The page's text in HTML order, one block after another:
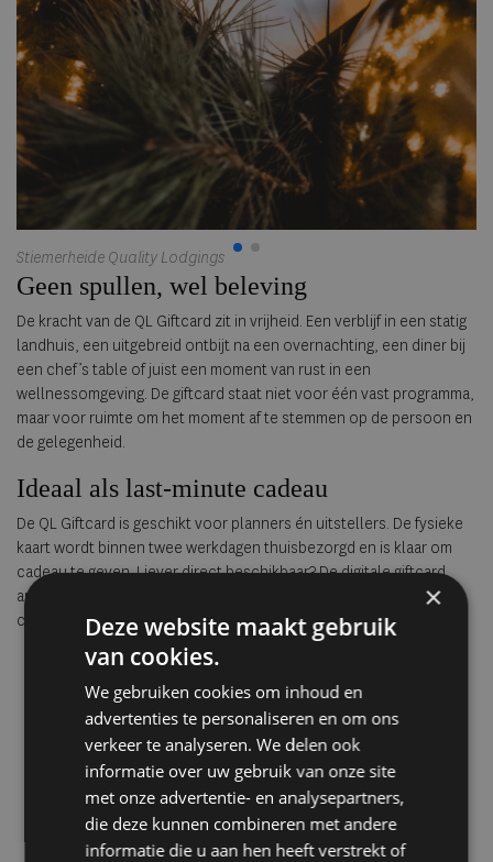
Stiemerheide Quality Lodgings
Geen spullen, wel beleving
De kracht van de QL Giftcard zit in vrijheid. Een verblijf in een statig
landhuis, een uitgebreid ontbijt na een overnachting, een diner bij
een chef’s table of juist een moment van rust in een
wellnessomgeving. De giftcard staat niet voor één vast programma,
maar voor ruimte om het moment af te stemmen op de persoon en
de gelegenheid.
Ideaal als last-minute cadeau
De QL Giftcard is geschikt voor planners én uitstellers. De fysieke
kaart wordt binnen twee werkdagen thuisbezorgd en is klaar om
cadeau te geven. Liever direct beschikbaar? De digitale giftcard
arriveert meteen in de mailbox. Daarmee is ook een last-minute
cadeau stijlvol geregeld, zonder in te leveren op inhoud.
×
Deze website maakt gebruik
van cookies.
We gebruiken cookies om inhoud en
advertenties te personaliseren en om ons
verkeer te analyseren. We delen ook
informatie over uw gebruik van onze site
met onze advertentie- en analysepartners,
die deze kunnen combineren met andere
informatie die u aan hen heeft verstrekt of